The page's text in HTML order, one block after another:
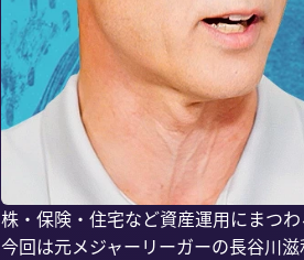
株・保険・住宅など資産運用にまつ
今回は元メジャーリーガーの長谷川